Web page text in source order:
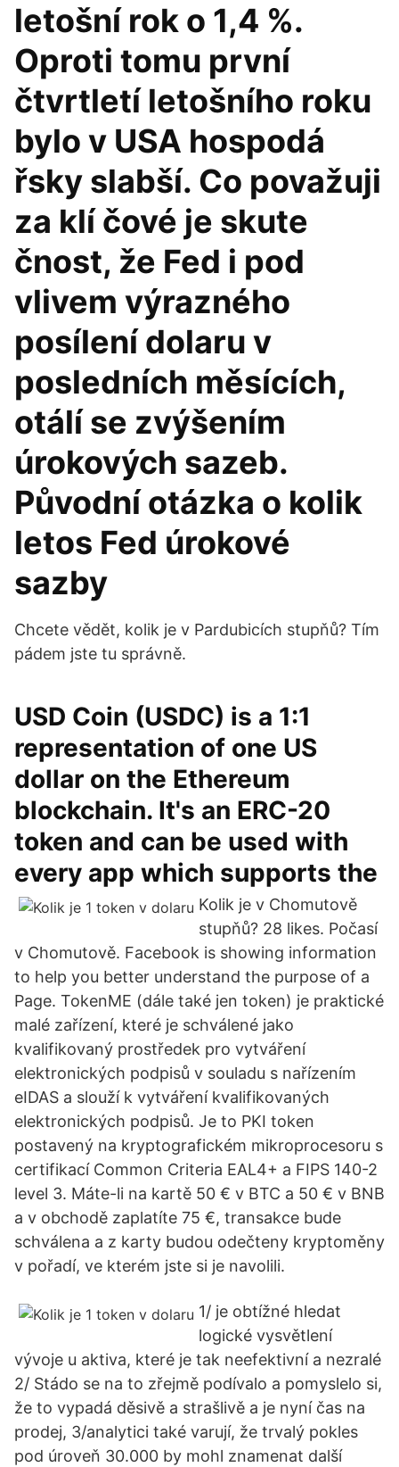
letošní rok o 1,4 %.
Oproti tomu první
čtvrtletí letošního roku
bylo v USA hospodá
řsky slabší. Co považuji
za klí čové je skute
čnost, že Fed i pod
vlivem výrazného
posílení dolaru v
posledních měsících,
otálí se zvýšením
úrokových sazeb.
Původní otázka o kolik
letos Fed úrokové
sazby
Chcete vědět, kolik je v Pardubicích stupňů? Tím
pádem jste tu správně.
USD Coin (USDC) is a 1:1
representation of one US
dollar on the Ethereum
blockchain. It's an ERC-20
token and can be used with
every app which supports the
Kolik je v Chomutově
stupňů? 28 likes. Počasí
v Chomutově. Facebook is showing information
to help you better understand the purpose of a
Page. TokenME (dále také jen token) je praktické
malé zařízení, které je schválené jako
kvalifikovaný prostředek pro vytváření
elektronických podpisů v souladu s nařízením
eIDAS a slouží k vytváření kvalifikovaných
elektronických podpisů. Je to PKI token
postavený na kryptografickém mikroprocesoru s
certifikací Common Criteria EAL4+ a FIPS 140-2
level 3. Máte-li na kartě 50 € v BTC a 50 € v BNB
a v obchodě zaplatíte 75 €, transakce bude
schválena a z karty budou odečteny kryptoměny
v pořadí, ve kterém jste si je navolili.
1/ je obtížné hledat
logické vysvětlení
vývoje u aktiva, které je tak neefektivní a nezralé
2/ Stádo se na to zřejmě podívalo a pomyslelo si,
že to vypadá děsivě a strašlivě a je nyní čas na
prodej, 3/analytici také varují, že trvalý pokles
pod úroveň 30.000 by mohl znamenat další